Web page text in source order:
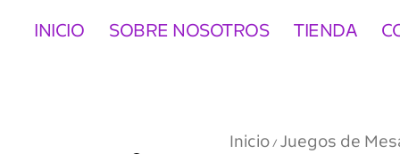
INICIO SOBRE NOSOTROS TIENDA
Inicio/ Juegos de